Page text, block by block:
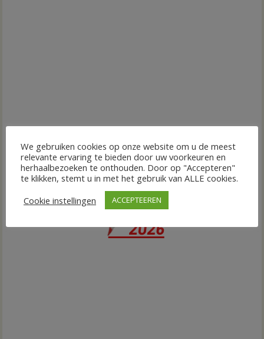
We gebruiken cookies op onze website om u de meest
relevante ervaring te bieden door uw voorkeuren en
herhaalbezoeken te onthouden. Door op "Accepteren"
te klikken, stemt u in met het gebruik van ALLE cookies.
Cookie instellingen
ACCEPTEEREN